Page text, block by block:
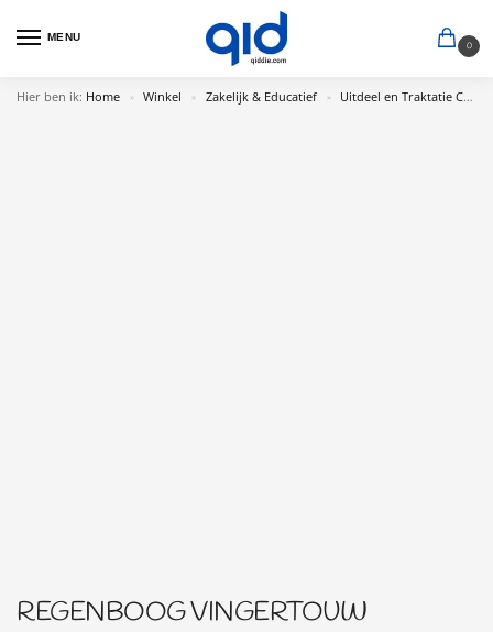
MENU
0
Hier ben ik: Home » Winkel » Zakelijk & Educatief » Uitdeel en Traktatie Cadeau
REGENBOOG VINGERTOUW